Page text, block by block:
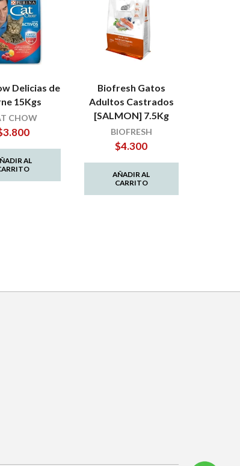
Delicias de
15Kgs
CHOW
3.800
AL
Biofresh Gatos
Adultos Castrados
[SALMON] 7.5Kg
BIOFRESH
$4.300
AÑADIR AL
CARRITO